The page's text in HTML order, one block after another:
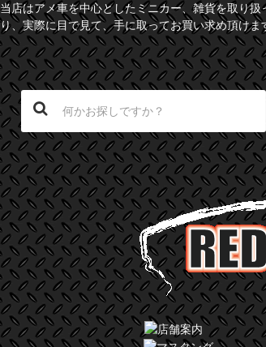
当店はアメ車を中心としたミニカー、雑貨を取り
り、実際に目で見て、手に取ってお買い求め頂けま